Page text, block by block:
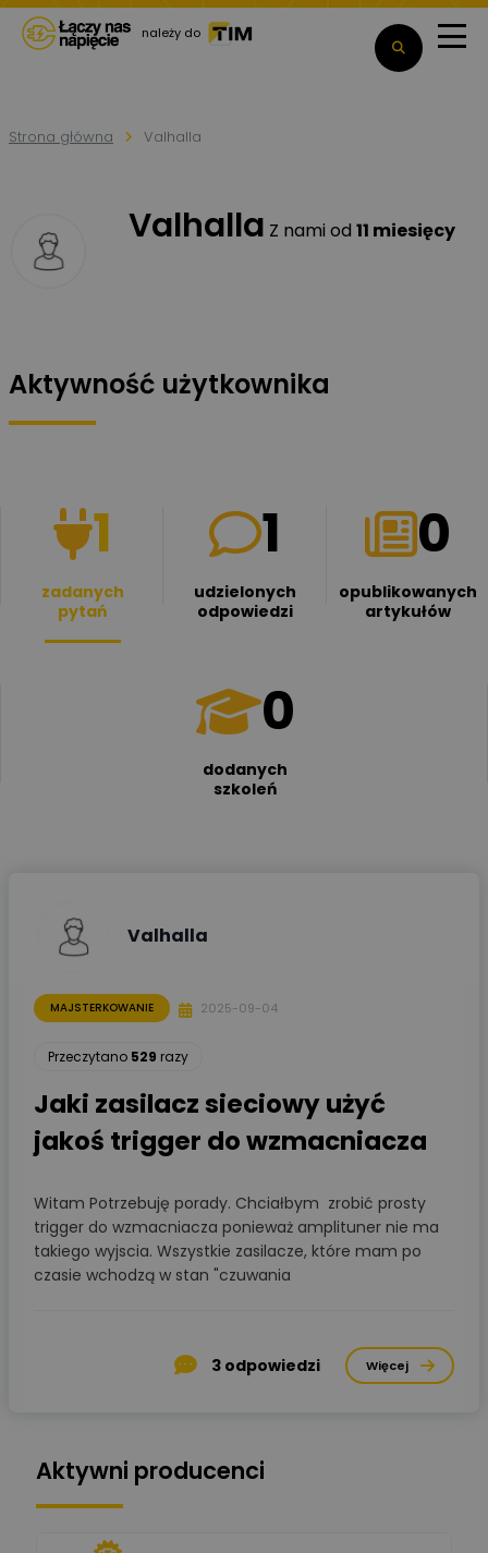
należy do
Strona główna Valhalla
Valhalla Z nami od 11 miesięcy
Aktywność użytkownika
1
zadanych
pytań
1
udzielonych
odpowiedzi
0
opublikowanych
artykułów
0
dodanych
szkoleń
Valhalla
MAJSTERKOWANIE 2025-09-04
Przeczytano 529 razy
Jaki zasilacz sieciowy użyć
jakoś trigger do wzmacniacza
Witam Potrzebuję porady. Chciałbym zrobić prosty
trigger do wzmacniacza ponieważ amplituner nie ma
takiego wyjscia. Wszystkie zasilacze, które mam po
czasie wchodzą w stan "czuwania
3 odpowiedzi Więcej
Aktywni producenci